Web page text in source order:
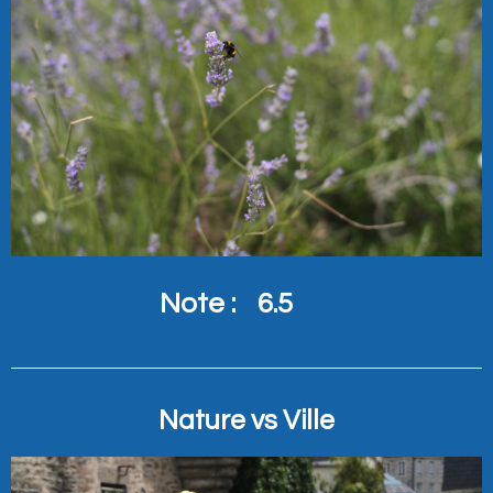
Note : 6.5
Nature vs Ville